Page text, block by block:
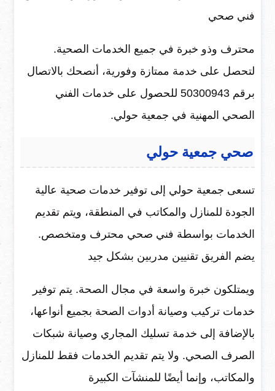
فني صحي
محترف وذو خبرة في جميع الخدمات الصحية.
لتحصل على خدمة ممتازة وفورية، أنصحك بالاتصال
برقم 50300943 للحصول على خدمات الفني
الصحي المهنية في جمعية حولي.
صحي جمعية حولي
تسعى جمعية حولي إلى توفير خدمات صحية عالية
الجودة للمنازل والمكاتب في المنطقة، ويتم تقديم
الخدمات بواسطة فني صحي محترف ومتخصص.
يضم الفريق تقنيين مدربين بشكل جيد
ويمتلكون خبرة واسعة في مجال الصحة. يتم توفير
خدمات تركيب وصيانة أدوات الصحة بجميع أنواعها،
بالإضافة إلى خدمة تسليك المجاري وصيانة شبكات
الصرف الصحي. ولا يتم تقديم الخدمات فقط للمنازل
والمكاتب، وإنما أيضًا للمنشآت الكبيرة